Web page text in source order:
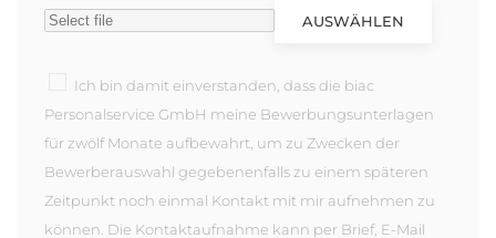
AUSWÄHLEN
Ich bin damit einverstanden, dass die biac
Personalservice GmbH meine Bewerbungsunterlagen
für zwölf Monate aufbewahrt, um zu Zwecken der
Bewerberauswahl gegebenenfalls zu einem späteren
Zeitpunkt noch einmal Kontakt mit mir aufnehmen zu
können. Die Kontaktaufnahme kann per Brief, E-Mail